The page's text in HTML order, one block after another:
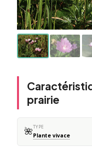
prairie
🌺TYPE
Plante vivace